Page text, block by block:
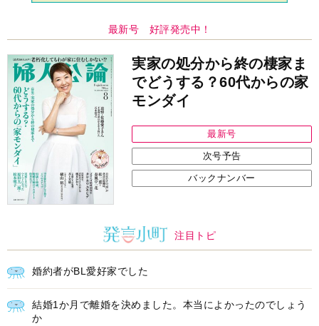
最新号 好評発売中！
実家の処分から終の棲家ま
でどうする？60代からの家
モンダイ
最新号
次号予告
バックナンバー
注目トピ
婚約者がBL愛好家でした
結婚1か月で離婚を決めました。本当によかったのでしょう
か